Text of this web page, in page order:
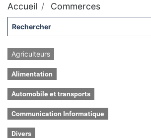
Accueil Commerces
Agriculteurs
Alimentation
Automobile et transports
Communication Informatique
Divers